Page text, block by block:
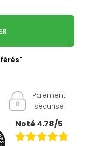
Paiement
sécurisé
Noté 4.78/5